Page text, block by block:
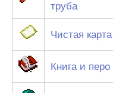
труба
Чистая карта
Книга и перо